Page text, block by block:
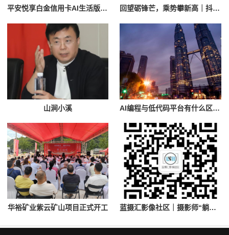
平安悦享白金信用卡AI生活版，“全场景AI信用卡”终于来了！ 回望砺锋芒，乘势攀新高｜抖尘科技2026年上半年总结暨618复盘评优大会圆满落幕
山涧小溪 AI编程与低代码平台有什么区别？2026年企业如何选择AI开发工具
华裕矿业紫云矿山项目正式开工 蓝摄汇影像社区｜摄影师“躺平”计划：你只管按快门，剩下的我们全包了